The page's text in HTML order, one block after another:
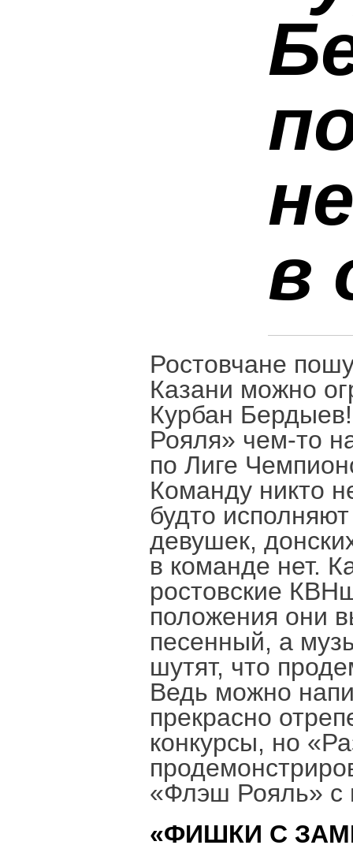
в
Ростовчане
Казани можно
Курбан
Рояля» чем-то
по Лиге
Команду никто
будто
девушек,
в команде нет.
ростовские
положения они
песенный, а
шутят, что
Ведь можно
прекрасно
конкурсы, но
«Флэш Рояль» с
«ФИШКИ С